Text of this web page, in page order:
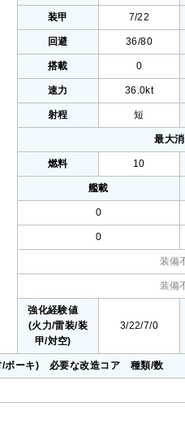
装甲 7/22
回避 36/80
搭載 0
速力 36.0kt
射程 短
最大
燃料 10
艦載
0
0
装備
装備
強化経験値
(火力/雷装/装
甲/対空)
3/22/7/0
/ボーキ) 必要な改造コア 種類/数